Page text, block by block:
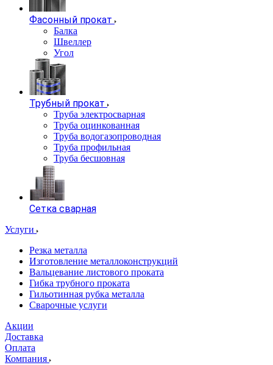
Фасонный прокат
Балка
Швеллер
Угол
Трубный прокат
Труба электросварная
Труба оцинкованная
Труба водогазопроводная
Труба профильная
Труба бесшовная
Сетка сварная
Услуги
Резка металла
Изготовление металлоконструкций
Вальцевание листового проката
Гибка трубного проката
Гильотинная рубка металла
Сварочные услуги
Акции
Доставка
Оплата
Компания